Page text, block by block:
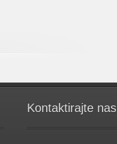
Kontaktirajte nas